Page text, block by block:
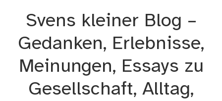
Svens kleiner Blog –
Gedanken, Erlebnisse,
Meinungen, Essays zu
Gesellschaft, Alltag,